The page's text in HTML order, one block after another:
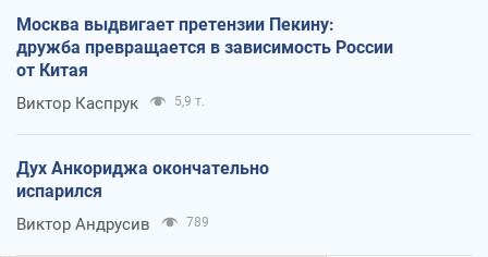
Москва выдвигает претензии Пекину:
дружба превращается в зависимость России
от Китая
Виктор Каспрук 5,9 т.
Дух Анкориджа окончательно
испарился
Виктор Андрусив 789